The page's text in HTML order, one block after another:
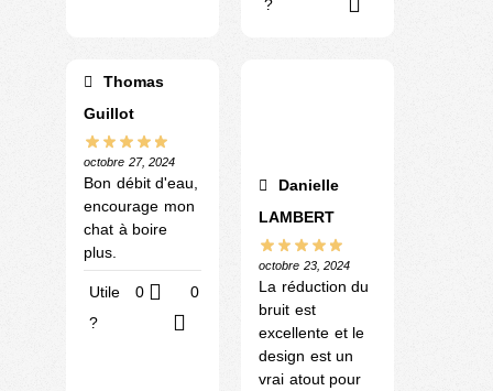
?
Thomas
Guillot
octobre 27, 2024
Bon débit d'eau,
encourage mon
chat à boire
plus.
Utile
?
0 0
Danielle
LAMBERT
octobre 23, 2024
La réduction du
bruit est
excellente et le
design est un
vrai atout pour